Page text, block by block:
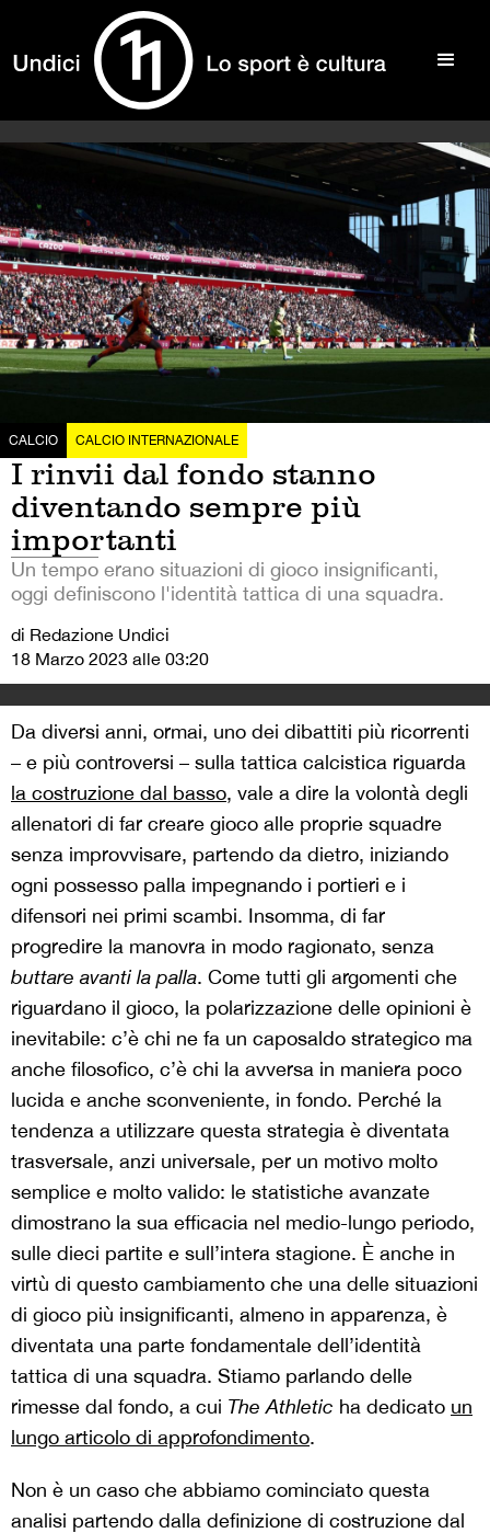
CALCIO CALCIO INTERNAZIONALE
I rinvii dal fondo stanno
diventando sempre più
importanti
Un tempo erano situazioni di gioco insignificanti,
oggi definiscono l'identità tattica di una squadra.
di Redazione Undici
18 Marzo 2023 alle 03:20
Da diversi anni, ormai, uno dei dibattiti più ricorrenti
– e più controversi – sulla tattica calcistica riguarda
la costruzione dal basso, vale a dire la volontà degli
allenatori di far creare gioco alle proprie squadre
senza improvvisare, partendo da dietro, iniziando
ogni possesso palla impegnando i portieri e i
difensori nei primi scambi. Insomma, di far
progredire la manovra in modo ragionato, senza
buttare avanti la palla. Come tutti gli argomenti che
riguardano il gioco, la polarizzazione delle opinioni è
inevitabile: c’è chi ne fa un caposaldo strategico ma
anche filosofico, c’è chi la avversa in maniera poco
lucida e anche sconveniente, in fondo. Perché la
tendenza a utilizzare questa strategia è diventata
trasversale, anzi universale, per un motivo molto
semplice e molto valido: le statistiche avanzate
dimostrano la sua efficacia nel medio-lungo periodo,
sulle dieci partite e sull’intera stagione. È anche in
virtù di questo cambiamento che una delle situazioni
di gioco più insignificanti, almeno in apparenza, è
diventata una parte fondamentale dell’identità
tattica di una squadra. Stiamo parlando delle
rimesse dal fondo, a cui The Athletic ha dedicato un
lungo articolo di approfondimento.
Non è un caso che abbiamo cominciato questa
analisi partendo dalla definizione di costruzione dal